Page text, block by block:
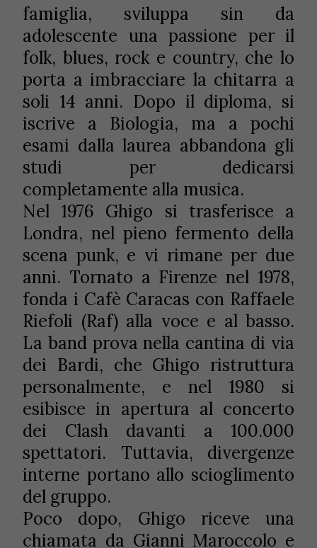
famiglia, sviluppa sin da
adolescente una passione per il
folk, blues, rock e country, che lo
porta a imbracciare la chitarra a
soli 14 anni. Dopo il diploma, si
iscrive a Biologia, ma a pochi
esami dalla laurea abbandona gli
studi per dedicarsi
completamente alla musica.
Nel 1976 Ghigo si trasferisce a
Londra, nel pieno fermento della
scena punk, e vi rimane per due
anni. Tornato a Firenze nel 1978,
fonda i Cafè Caracas con Raffaele
Riefoli (Raf) alla voce e al basso.
La band prova nella cantina di via
dei Bardi, che Ghigo ristruttura
personalmente, e nel 1980 si
esibisce in apertura al concerto
dei Clash davanti a 100.000
spettatori. Tuttavia, divergenze
interne portano allo scioglimento
del gruppo.
Poco dopo, Ghigo riceve una
chiamata da Gianni Maroccolo e